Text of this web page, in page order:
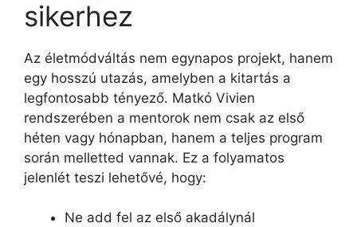
sikerhez
Az életmódváltás nem egynapos projekt, hanem
egy hosszú utazás, amelyben a kitartás a
legfontosabb tényező. Matkó Vivien
rendszerében a mentorok nem csak az első
héten vagy hónapban, hanem a teljes program
során melletted vannak. Ez a folyamatos
jelenlét teszi lehetővé, hogy:
Ne add fel az első akadálynál